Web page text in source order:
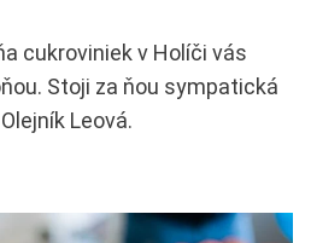
cukroviniek v Holíči vás
Stoji za ňou sympatická
Leová.